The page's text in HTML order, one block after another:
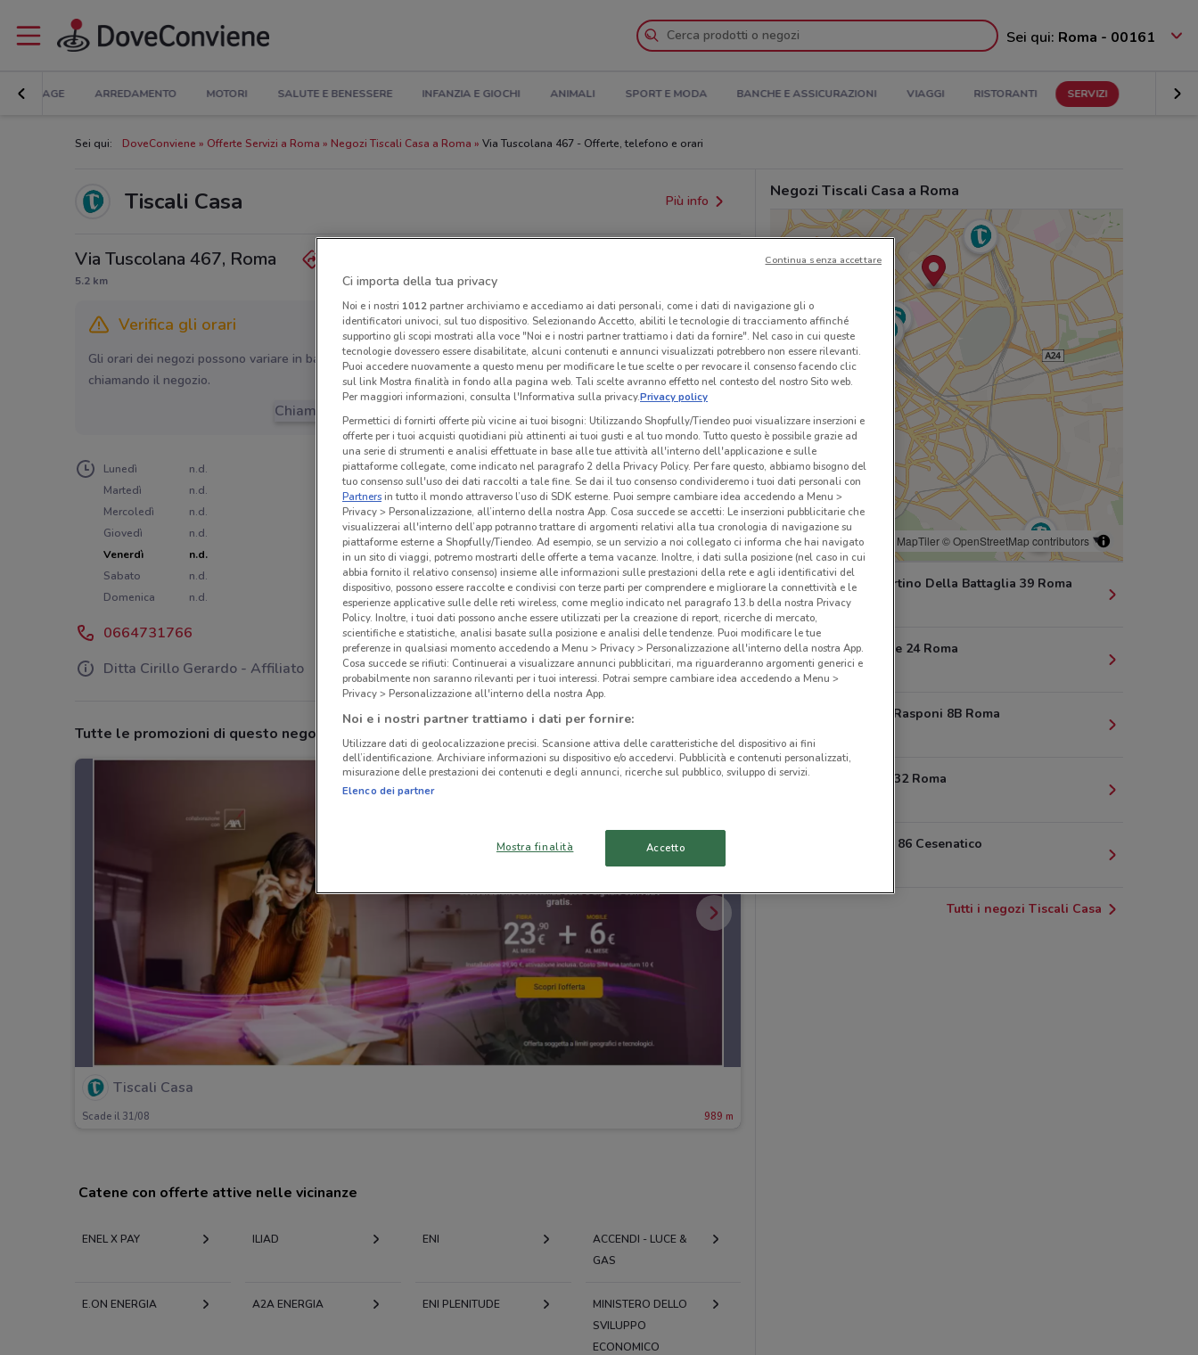
Sei qui: Roma - 00161
BRICOLAGE ARREDAMENTO MOTORI SALUTE E BENESSERE INFANZIA E GIOCHI ANIMALI SPORT E MODA BANCHE E ASSICURAZIONI VIAGGI RISTORANTI SERVIZI
Sei qui: DoveConviene Offerte Servizi a Roma Negozi Tiscali Casa a Roma Via Tuscolana 467 - Offerte, telefono e orari
Tiscali Casa Più info
Via Tuscolana 467, Roma
5.2 km
Verifica gli orari
Gli orari dei negozi possono variare in base agli ultimi provvedimenti regionali o nazionali. Verifica l’accuratezza
chiamando il negozio.
Chiama il negozio
Lunedì
n.d.
Martedì
n.d.
Mercoledì
n.d.
Giovedì
n.d.
Venerdì
n.d.
Sabato
n.d.
Domenica
n.d.
0664731766
Ditta Cirillo Gerardo - Affiliato
Tutte le promozioni di questo negozio
Tiscali Casa
Scade il 31/08 989 m
Negozi Tiscali Casa a Roma
© MapTiler© OpenStreetMap contributors
Via San Martino Della Battaglia 39 Roma
988 m
Via Dei Mille 24 Roma
1.3 km
Via Cesare Rasponi 8B Roma
Via Salaria 32 Roma
Viale Roma 86 Cesenatico
Tutti i negozi Tiscali Casa
Catene con offerte attive nelle vicinanze
ENEL X PAY ILIAD ENI
ACCENDI - LUCE &
GAS
E.ON ENERGIA A2A ENERGIA ENI PLENITUDE
MINISTERO DELLO
SVILUPPO
ECONOMICO
Ci importa della tua privacy
Noi e i nostri 1012partner archiviamo e accediamo ai dati personali, come i dati di navigazione gli o
identificatori univoci, sul tuo dispositivo. Selezionando Accetto, abiliti le tecnologie di tracciamento affinché
supportino gli scopi mostrati alla voce "Noi e i nostri partner trattiamo i dati da fornire". Nel caso in cui queste
tecnologie dovessero essere disabilitate, alcuni contenuti e annunci visualizzati potrebbero non essere rilevanti.
Puoi accedere nuovamente a questo menu per modificare le tue scelte o per revocare il consenso facendo clic
sul link Mostra finalità in fondo alla pagina web. Tali scelte avranno effetto nel contesto del nostro Sito web.
Per maggiori informazioni, consulta l'Informativa sulla privacy.Privacy policy
Permettici di fornirti offerte più vicine ai tuoi bisogni: Utilizzando Shopfully/Tiendeo puoi visualizzare inserzioni e
offerte per i tuoi acquisti quotidiani più attinenti ai tuoi gusti e al tuo mondo. Tutto questo è possibile grazie ad
una serie di strumenti e analisi effettuate in base alle tue attività all'interno dell'applicazione e sulle
piattaforme collegate, come indicato nel paragrafo 2 della Privacy Policy. Per fare questo, abbiamo bisogno del
tuo consenso sull'uso dei dati raccolti a tale fine. Se dai il tuo consenso condivideremo i tuoi dati personali con
Partnersin tutto il mondo attraverso l’uso di SDK esterne. Puoi sempre cambiare idea accedendo a Menu >
Privacy > Personalizzazione, all’interno della nostra App. Cosa succede se accetti: Le inserzioni pubblicitarie che
visualizzerai all'interno dell’app potranno trattare di argomenti relativi alla tua cronologia di navigazione su
piattaforme esterne a Shopfully/Tiendeo. Ad esempio, se un servizio a noi collegato ci informa che hai navigato
in un sito di viaggi, potremo mostrarti delle offerte a tema vacanze. Inoltre, i dati sulla posizione (nel caso in cui
abbia fornito il relativo consenso) insieme alle informazioni sulle prestazioni della rete e agli identificativi del
dispositivo, possono essere raccolte e condivisi con terze parti per comprendere e migliorare la connettività e le
esperienze applicative sulle delle reti wireless, come meglio indicato nel paragrafo 13.b della nostra Privacy
Policy. Inoltre, i tuoi dati possono anche essere utilizzati per la creazione di report, ricerche di mercato,
scientifiche e statistiche, analisi basate sulla posizione e analisi delle tendenze. Puoi modificare le tue
preferenze in qualsiasi momento accedendo a Menu > Privacy > Personalizzazione all'interno della nostra App.
Cosa succede se rifiuti: Continuerai a visualizzare annunci pubblicitari, ma riguarderanno argomenti generici e
probabilmente non saranno rilevanti per i tuoi interessi. Potrai sempre cambiare idea accedendo a Menu >
Privacy > Personalizzazione all'interno della nostra App.
Noi e i nostri partner trattiamo i dati per fornire:
Utilizzare dati di geolocalizzazione precisi. Scansione attiva delle caratteristiche del dispositivo ai fini
dell’identificazione. Archiviare informazioni su dispositivo e/o accedervi. Pubblicità e contenuti personalizzati,
misurazione delle prestazioni dei contenuti e degli annunci, ricerche sul pubblico, sviluppo di servizi.
Elenco dei partner
Mostra finalità Accetto
Continua senza accettare